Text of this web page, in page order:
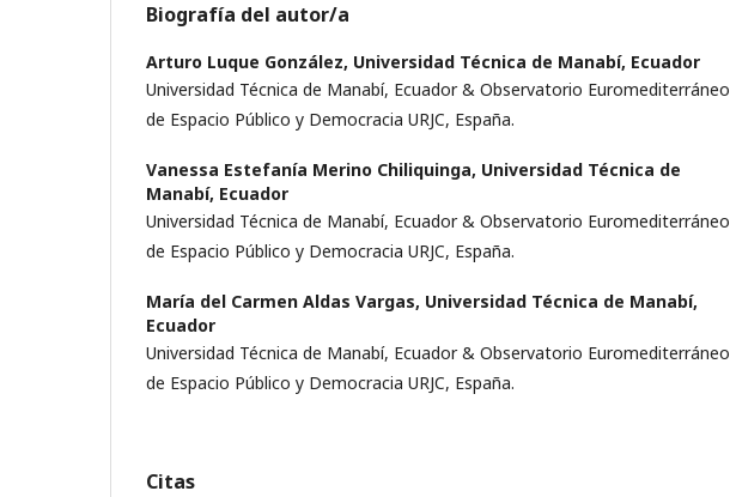
Biografía del autor/a
Arturo Luque González, Universidad Técnica de Manabí, Ecuador
Universidad Técnica de Manabí, Ecuador & Observatorio Euromediterráneo
de Espacio Público y Democracia URJC, España.
Vanessa Estefanía Merino Chiliquinga, Universidad Técnica de
Manabí, Ecuador
Universidad Técnica de Manabí, Ecuador & Observatorio Euromediterráneo
de Espacio Público y Democracia URJC, España.
María del Carmen Aldas Vargas, Universidad Técnica de Manabí,
Ecuador
Universidad Técnica de Manabí, Ecuador & Observatorio Euromediterráneo
de Espacio Público y Democracia URJC, España.
Citas